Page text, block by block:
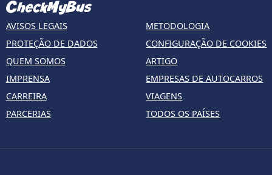
AVISOS LEGAIS
PROTEÇÃO DE DADOS
QUEM SOMOS
IMPRENSA
CARREIRA
PARCERIAS
METODOLOGIA
CONFIGURAÇÃO DE COOKIES
ARTIGO
EMPRESAS DE AUTOCARROS
VIAGENS
TODOS OS PAÍSES